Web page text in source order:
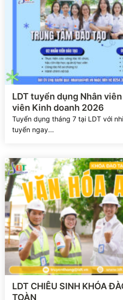
Xem chi tiết
LDT tuyển dụng Nhân
viên Kinh doanh 2026
Tuyển dụng tháng 7 tại LDT với
tuyển ngay...
Xem chi tiết
LDT CHIÊU SINH KHÓA
TOÀN